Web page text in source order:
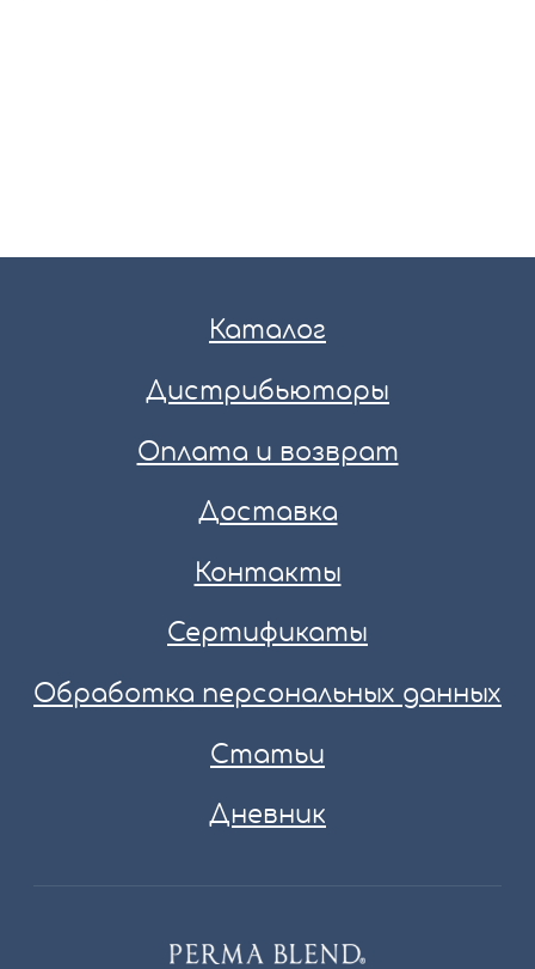
Каталог
Дистрибьюторы
Оплата и возврат
Доставка
Контакты
Сертификаты
Обработка персональных данных
Статьи
Дневник